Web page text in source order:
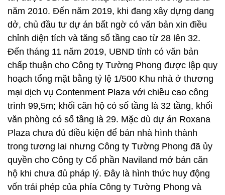
năm 2010. Đến năm 2019, khi đang xây dựng dang
dở, chủ đầu tư dự án bất ngờ có văn bản xin điều
chỉnh diện tích và tăng số tầng cao từ 28 lên 32.
Đến tháng 11 năm 2019, UBND tỉnh có văn bản
chấp thuận cho Công ty Tường Phong được lập quy
hoạch tổng mặt bằng tỷ lệ 1/500 Khu nhà ở thương
mại dịch vụ Contenment Plaza với chiều cao công
trình 99,5m; khối căn hộ có số tầng là 32 tầng, khối
văn phòng có số tầng là 29. Mặc dù dự án Roxana
Plaza chưa đủ điều kiện để bán nhà hình thành
trong tương lai nhưng Công ty Tường Phong đã ủy
quyền cho Công ty Cổ phần Naviland mở bán căn
hộ khi chưa đủ pháp lý. Đây là hình thức huy động
vốn trái phép của phía Công ty Tường Phong và